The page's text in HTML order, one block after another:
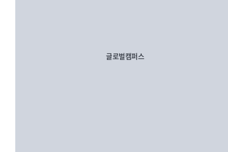
글로벌캠퍼스